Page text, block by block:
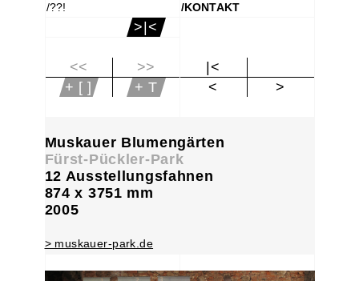
/??!
/KONTAKT
>|<
<<
>>
+ [ ]
+ T
|<
<
>
Muskauer Blumengärten
Fürst-Pückler-Park
12 Ausstellungsfahnen
874 x 3751 mm
2005
> muskauer-park.de